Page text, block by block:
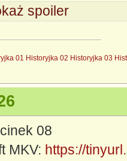
spoiler
01 Historyjka 02 Historyjka 03
08
MKV: https://